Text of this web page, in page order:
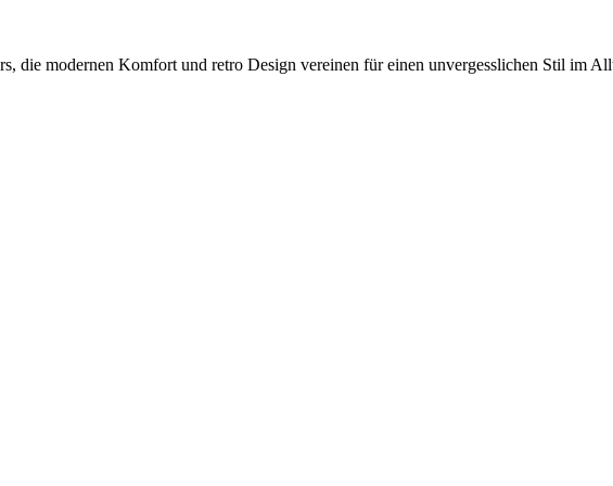
die modernen Komfort und retro Design vereinen für einen unvergesslichen Stil im